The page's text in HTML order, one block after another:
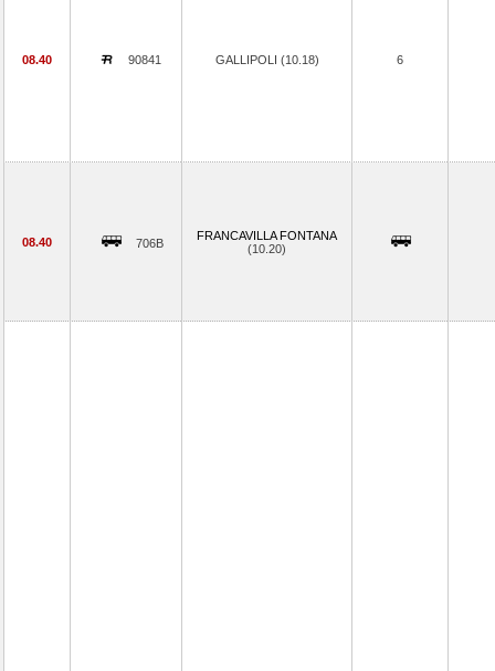
08.40 90841 GALLIPOLI (10.18) 6
08.40 706B
FRANCAVILLA FONTANA
(10.20)